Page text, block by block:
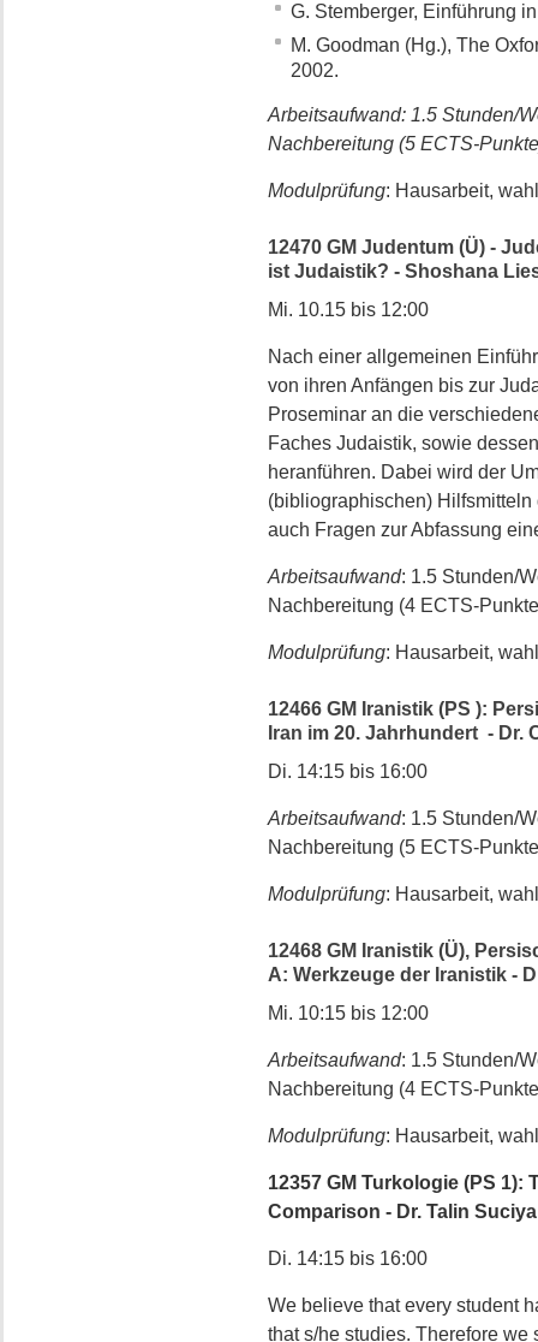
G. Stemberger, Einführung
M. Goodman (Hg.), The
2002.
Arbeitsaufwand: 1.5 Stunden/
Nachbereitung (5 ECTS-
Modulprüfung: Hausarbeit,
12470 GM Judentum (Ü) -
ist Judaistik? - Shoshana
Mi. 10.15 bis 12:00
Nach einer allgemeinen
von ihren Anfängen bis zur
Proseminar an die
Faches Judaistik, sowie
heranführen. Dabei wird der
(bibliographischen)
auch Fragen zur Abfassung
Arbeitsaufwand: 1.5 Stunden/
Nachbereitung (4 ECTS-
Modulprüfung: Hausarbeit,
12466 GM Iranistik (PS ):
Iran im 20. Jahrhundert - Dr.
Di. 14:15 bis 16:00
Arbeitsaufwand: 1.5 Stunden/
Nachbereitung (5 ECTS-
Modulprüfung: Hausarbeit,
12468 GM Iranistik (Ü),
A: Werkzeuge der Iranistik -
Mi. 10:15 bis 12:00
Arbeitsaufwand: 1.5 Stunden/
Nachbereitung (4 ECTS-
Modulprüfung: Hausarbeit,
12357 GM Turkologie (PS
Comparison - Dr. Talin
Di. 14:15 bis 16:00
We believe that every student
that s/he studies. Therefore we